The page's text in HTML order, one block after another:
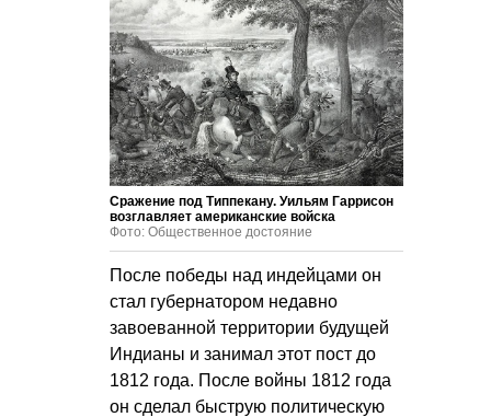
Сражение под Типпекану. Уильям Гаррисон
возглавляет американские войска
Фото: Общественное достояние
После победы над индейцами он
стал губернатором недавно
завоеванной территории будущей
Индианы и занимал этот пост до
1812 года. После войны 1812 года
он сделал быструю политическую